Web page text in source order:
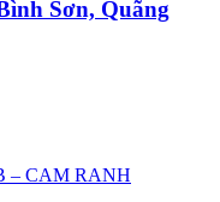
Sơn, Quãng